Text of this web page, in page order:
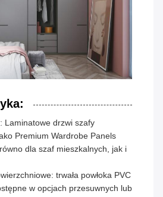
Laminatowe drzwi szafy
Premium Wardrobe Panels
dla szaf mieszkalnych, jak i
trwała powłoka PVC
w opcjach przesuwnych lub